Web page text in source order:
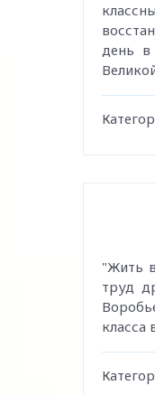
день в
"Жить
труд
класса